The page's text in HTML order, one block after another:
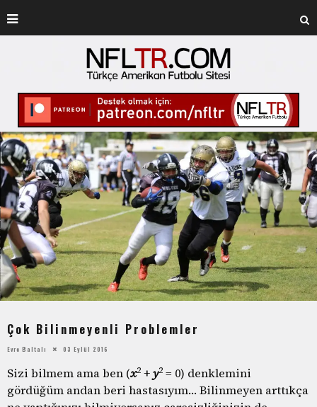
Çok Bilinmeyenli Problemler
Evre Baltalı 03 Eylül 2016
Sizi bilmem ama ben (x2 +y2 = 0) denklemini
gördüğüm andan beri hastasıyım… Bilinmeyen arttıkça